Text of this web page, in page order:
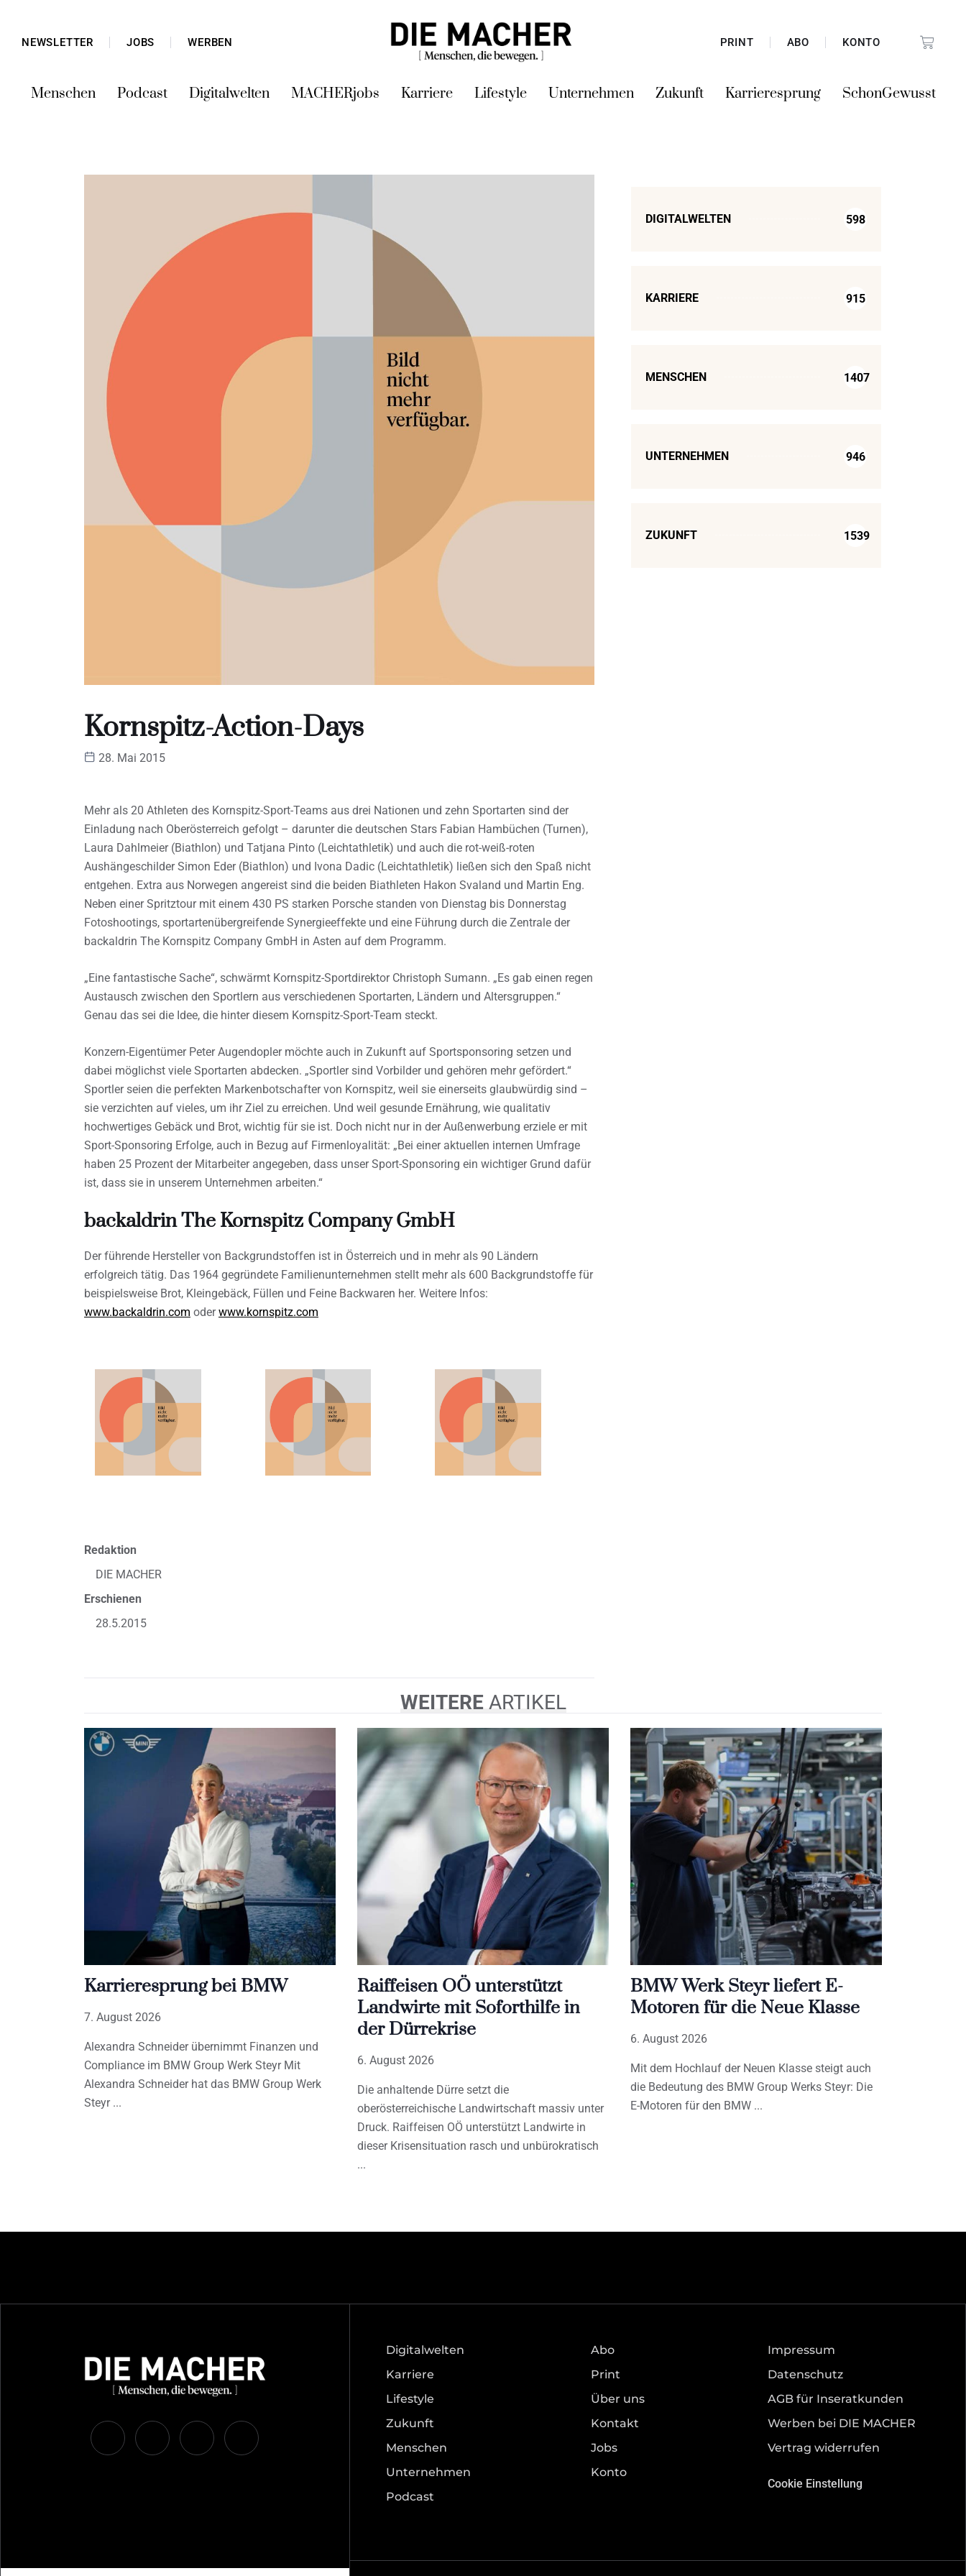
NEWSLETTER JOBS WERBEN PRINT ABO KONTO
Menschen Podcast Digitalwelten MACHERjobs Karriere Lifestyle Unternehmen Zukunft Karrieresprung SchonGewusst
Kornspitz-Action-Days
28. Mai 2015
Mehr als 20 Athleten des Kornspitz-Sport-Teams aus drei Nationen und zehn Sportarten sind der
Einladung nach Oberösterreich gefolgt – darunter die deutschen Stars Fabian Hambüchen (Turnen),
Laura Dahlmeier (Biathlon) und Tatjana Pinto (Leichtathletik) und auch die rot-weiß-roten
Aushängeschilder Simon Eder (Biathlon) und Ivona Dadic (Leichtathletik) ließen sich den Spaß nicht
entgehen. Extra aus Norwegen angereist sind die beiden Biathleten Hakon Svaland und Martin Eng.
Neben einer Spritztour mit einem 430 PS starken Porsche standen von Dienstag bis Donnerstag
Fotoshootings, sportartenübergreifende Synergieeffekte und eine Führung durch die Zentrale der
backaldrin The Kornspitz Company GmbH in Asten auf dem Programm.
„Eine fantastische Sache“, schwärmt Kornspitz-Sportdirektor Christoph Sumann. „Es gab einen regen
Austausch zwischen den Sportlern aus verschiedenen Sportarten, Ländern und Altersgruppen.“
Genau das sei die Idee, die hinter diesem Kornspitz-Sport-Team steckt.
Konzern-Eigentümer Peter Augendopler möchte auch in Zukunft auf Sportsponsoring setzen und
dabei möglichst viele Sportarten abdecken. „Sportler sind Vorbilder und gehören mehr gefördert.“
Sportler seien die perfekten Markenbotschafter von Kornspitz, weil sie einerseits glaubwürdig sind –
sie verzichten auf vieles, um ihr Ziel zu erreichen. Und weil gesunde Ernährung, wie qualitativ
hochwertiges Gebäck und Brot, wichtig für sie ist. Doch nicht nur in der Außenwerbung erziele er mit
Sport-Sponsoring Erfolge, auch in Bezug auf Firmenloyalität: „Bei einer aktuellen internen Umfrage
haben 25 Prozent der Mitarbeiter angegeben, dass unser Sport-Sponsoring ein wichtiger Grund dafür
ist, dass sie in unserem Unternehmen arbeiten.“
backaldrin The Kornspitz Company GmbH
Der führende Hersteller von Backgrundstoffen ist in Österreich und in mehr als 90 Ländern
erfolgreich tätig. Das 1964 gegründete Familienunternehmen stellt mehr als 600 Backgrundstoffe für
beispielsweise Brot, Kleingebäck, Füllen und Feine Backwaren her. Weitere Infos:
www.backaldrin.com oderwww.kornspitz.com
Redaktion
DIE MACHER
Erschienen
28.5.2015
DIGITALWELTEN 598
KARRIERE 915
MENSCHEN 1407
UNTERNEHMEN 946
ZUKUNFT 1539
WEITEREARTIKEL
Karrieresprung bei BMW
7. August 2026
Alexandra Schneider übernimmt Finanzen und
Compliance im BMW Group Werk Steyr Mit
Alexandra Schneider hat das BMW Group Werk
Steyr
Raiffeisen OÖ unterstützt
Landwirte mit Soforthilfe in
der Dürrekrise
6. August 2026
Die anhaltende Dürre setzt die
oberösterreichische Landwirtschaft massiv unter
Druck. Raiffeisen OÖ unterstützt Landwirte in
dieser Krisensituation rasch und unbürokratisch
BMW Werk Steyr liefert E-
Motoren für die Neue Klasse
6. August 2026
Mit dem Hochlauf der Neuen Klasse steigt auch
die Bedeutung des BMW Group Werks Steyr: Die
E-Motoren für den BMW
Digitalwelten
Karriere
Lifestyle
Zukunft
Menschen
Unternehmen
Podcast
Abo
Print
Über uns
Kontakt
Jobs
Konto
Impressum
Datenschutz
AGB für Inseratkunden
Werben bei DIE MACHER
Vertrag widerrufen
Cookie Einstellung